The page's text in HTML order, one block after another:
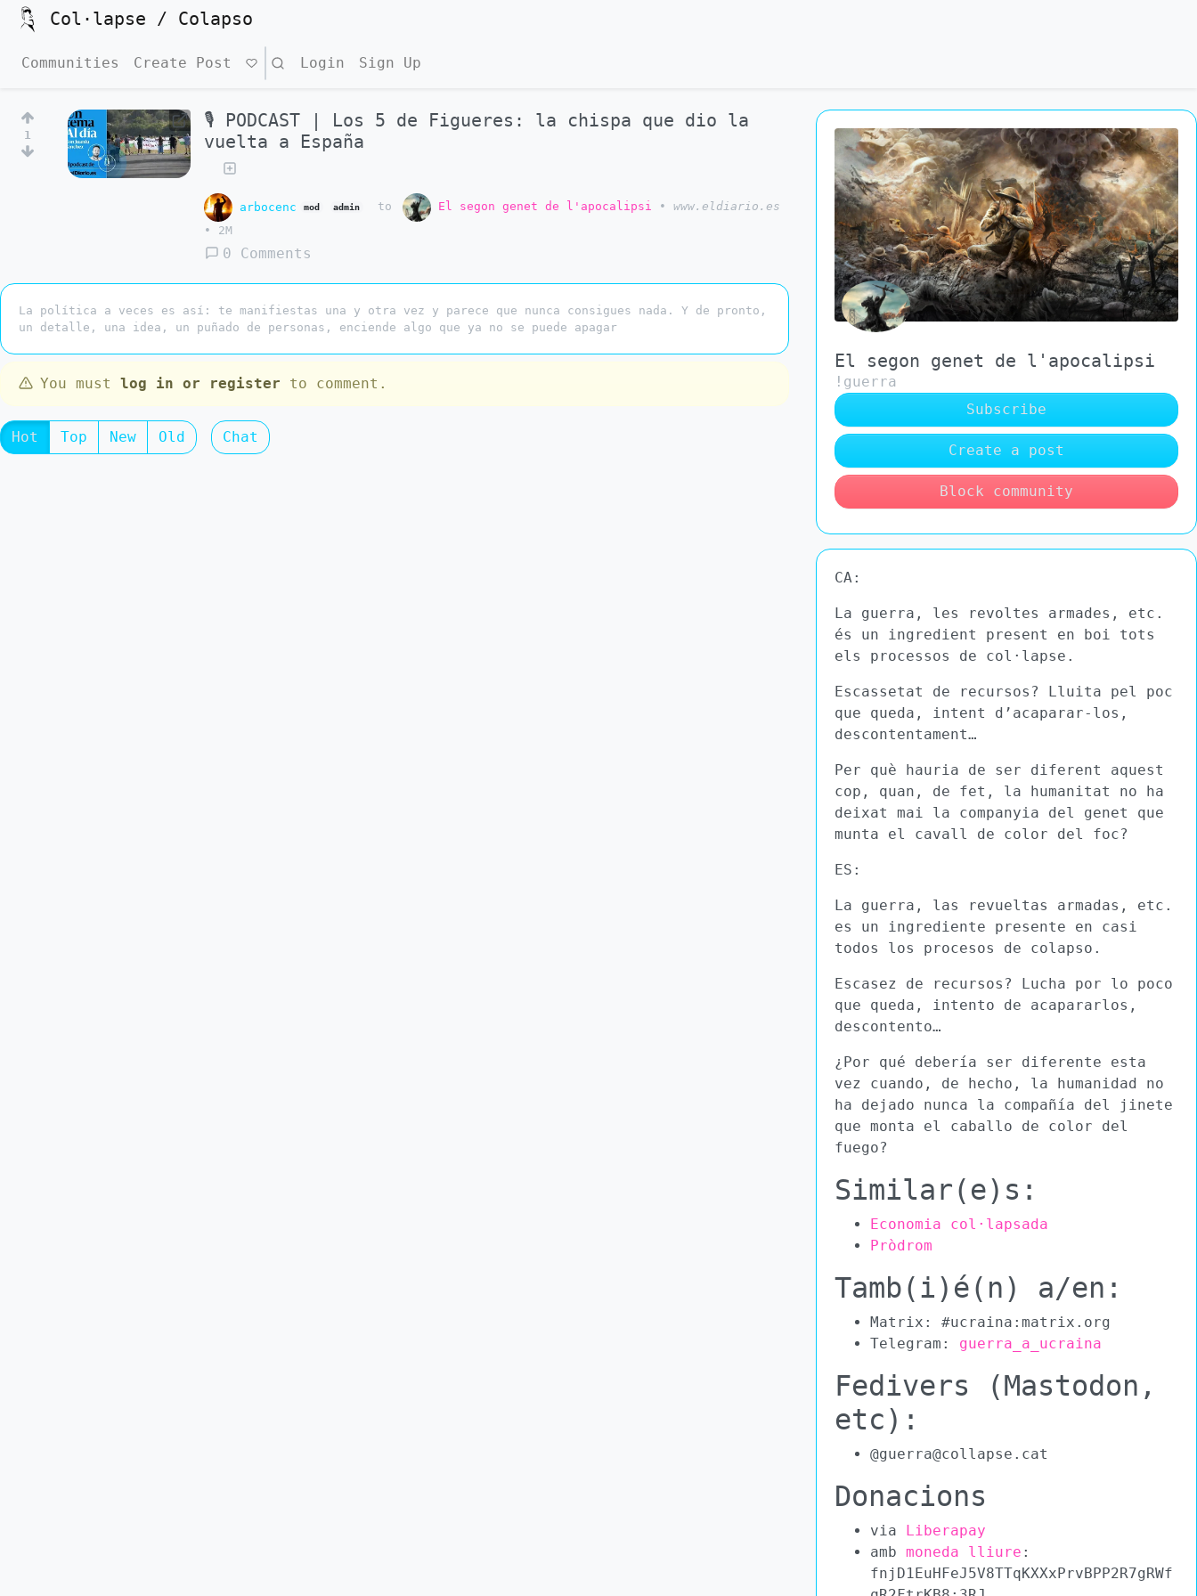
Col·lapse / Colapso
Communities Create Post Search Login Sign Up
1
🎙 PODCAST | Los 5 de Figueres: la chispa que dio la
vuelta a España
arbocenc mod admin to El segon genet de l'apocalipsi •
www.eldiario.es
•
2M
0 Comments
La política a veces es así: te manifiestas una y otra vez y parece que nunca consigues nada. Y de pronto,
un detalle, una idea, un puñado de personas, enciende algo que ya no se puede apagar
You must log in or register to comment.
Hot Top New Old Chat
El segon genet de l'apocalipsi
!guerra
Subscribe
Create a post
Block community
CA:
La guerra, les revoltes armades, etc.
és un ingredient present en boi tots
els processos de col·lapse.
Escassetat de recursos? Lluita pel poc
que queda, intent d’acaparar-los,
descontentament…
Per què hauria de ser diferent aquest
cop, quan, de fet, la humanitat no ha
deixat mai la companyia del genet que
munta el cavall de color del foc?
ES:
La guerra, las revueltas armadas, etc.
es un ingrediente presente en casi
todos los procesos de colapso.
Escasez de recursos? Lucha por lo poco
que queda, intento de acapararlos,
descontento…
¿Por qué debería ser diferente esta
vez cuando, de hecho, la humanidad no
ha dejado nunca la compañía del jinete
que monta el caballo de color del
fuego?
Similar(e)s:
Economia col·lapsada
Pròdrom
Tamb(i)é(n) a/en:
Matrix: #ucraina:matrix.org
Telegram: guerra_a_ucraina
Fedivers (Mastodon,
etc):
@guerra@collapse.cat
Donacions
via Liberapay
amb moneda lliure :
fnjD1EuHFeJ5V8TTqKXXxPrvBPP2R7gRWf